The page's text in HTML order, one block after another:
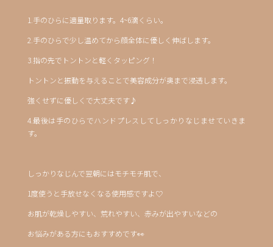
1.手のひらに適量取ります。4~6滴くらい。
2.手のひらで少し温めてから顔全体に優しく伸ばします。
3.指の先でトントンと軽くタッピング！
トントンと振動を与えることで美容成分が奥まで浸透します。
強くせずに優しくで大丈夫です♪
4.最後は手のひらでハンドプレスしてしっかりなじませていきま
す。
しっかりなじんで翌朝にはモチモチ肌で、
1度使うと手放せなくなる使用感ですよ♡
お肌が乾燥しやすい、荒れやすい、赤みが出やすいなどの
お悩みがある方にもおすすめです👀